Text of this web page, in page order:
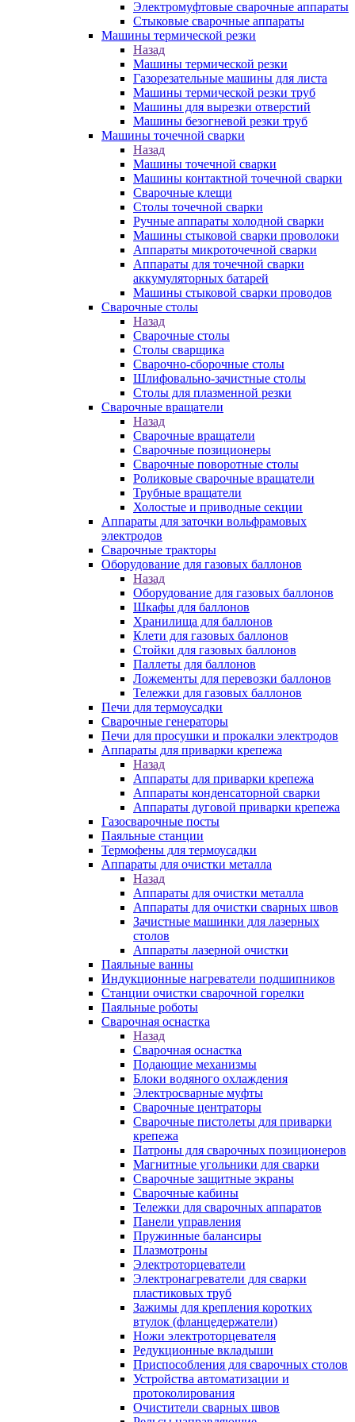
Электромуфтовые сварочные аппараты
Стыковые сварочные аппараты
Машины термической резки
Назад
Машины термической резки
Газорезательные машины для листа
Машины термической резки труб
Машины для вырезки отверстий
Машины безогневой резки труб
Машины точечной сварки
Назад
Машины точечной сварки
Машины контактной точечной сварки
Сварочные клещи
Столы точечной сварки
Ручные аппараты холодной сварки
Машины стыковой сварки проволоки
Аппараты микроточечной сварки
Аппараты для точечной сварки
аккумуляторных батарей
Машины стыковой сварки проводов
Сварочные столы
Назад
Сварочные столы
Столы сварщика
Сварочно-сборочные столы
Шлифовально-зачистные столы
Столы для плазменной резки
Сварочные вращатели
Назад
Сварочные вращатели
Сварочные позиционеры
Сварочные поворотные столы
Роликовые сварочные вращатели
Трубные вращатели
Холостые и приводные секции
Аппараты для заточки вольфрамовых
электродов
Сварочные тракторы
Оборудование для газовых баллонов
Назад
Оборудование для газовых баллонов
Шкафы для баллонов
Хранилища для баллонов
Клети для газовых баллонов
Стойки для газовых баллонов
Паллеты для баллонов
Ложементы для перевозки баллонов
Тележки для газовых баллонов
Печи для термоусадки
Сварочные генераторы
Печи для просушки и прокалки электродов
Аппараты для приварки крепежа
Назад
Аппараты для приварки крепежа
Аппараты конденсаторной сварки
Аппараты дуговой приварки крепежа
Газосварочные посты
Паяльные станции
Термофены для термоусадки
Аппараты для очистки металла
Назад
Аппараты для очистки металла
Аппараты для очистки сварных швов
Зачистные машинки для лазерных
столов
Аппараты лазерной очистки
Паяльные ванны
Индукционные нагреватели подшипников
Станции очистки сварочной горелки
Паяльные роботы
Сварочная оснастка
Назад
Сварочная оснастка
Подающие механизмы
Блоки водяного охлаждения
Электросварные муфты
Сварочные центраторы
Сварочные пистолеты для приварки
крепежа
Патроны для сварочных позиционеров
Магнитные угольники для сварки
Сварочные защитные экраны
Сварочные кабины
Тележки для сварочных аппаратов
Панели управления
Пружинные балансиры
Плазмотроны
Электроторцеватели
Электронагреватели для сварки
пластиковых труб
Зажимы для крепления коротких
втулок (фланцедержатели)
Ножи электроторцевателя
Редукционные вкладыши
Приспособления для сварочных столов
Устройства автоматизации и
протоколирования
Очистители сварных швов